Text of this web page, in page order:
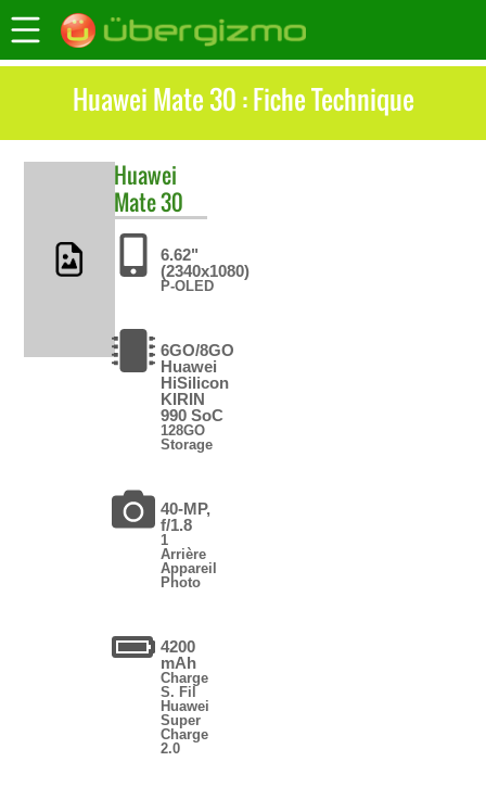
Huawei Mate 30 : Fiche Technique
Huawei
Mate 30
6.62"
(2340x1080)
P-OLED
6GO/8GO
Huawei
HiSilicon
KIRIN
990 SoC
128GO
Storage
40-MP,
f/1.8
1
Arrière
Appareil
Photo
4200
mAh
Charge
S. Fil
Huawei
Super
Charge
2.0